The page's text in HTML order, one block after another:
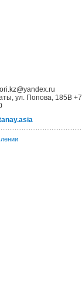
ул. Попова, 185В +7